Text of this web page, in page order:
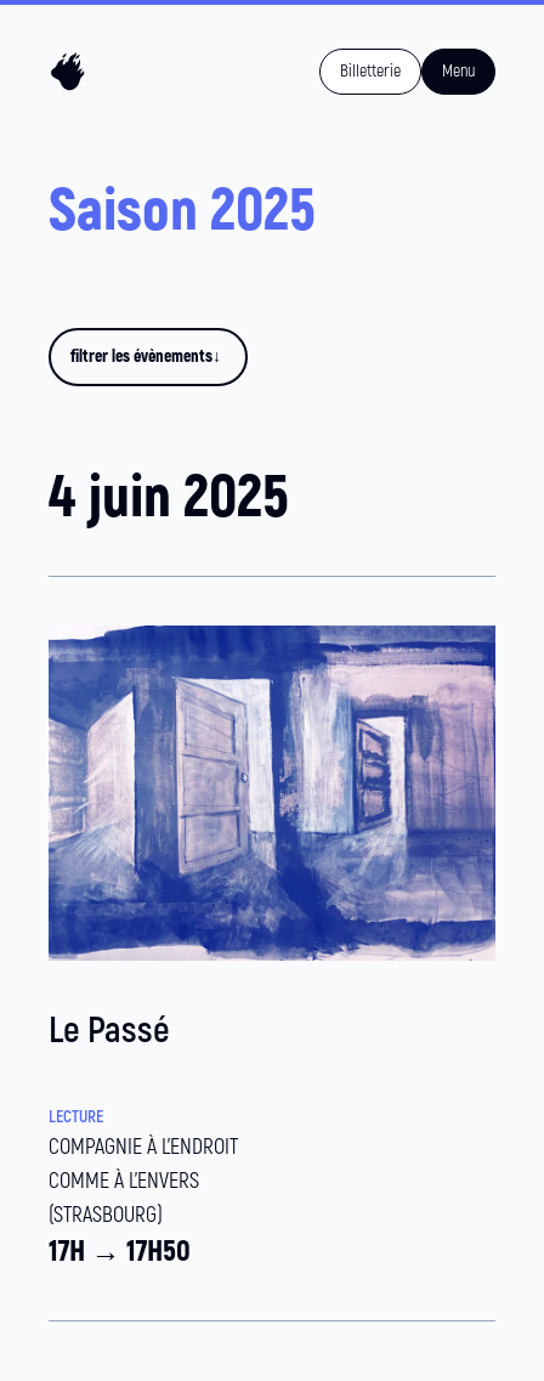
Billetterie Menu
Saison 2025
filtrer les évènements↓
4 juin 2025
Le Passé
LECTURE
COMPAGNIE À L'ENDROIT
COMME À L'ENVERS
(STRASBOURG)
17H → 17H50